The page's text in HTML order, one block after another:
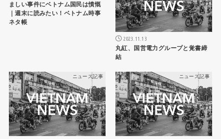
ましい事件にベトナム国民は憤慨
｜週末に読みたい！ベトナム時事
ネタ帳
2023.11.13
丸紅、国営電力グループと覚書締
結
ニュース記事 ニュース記事